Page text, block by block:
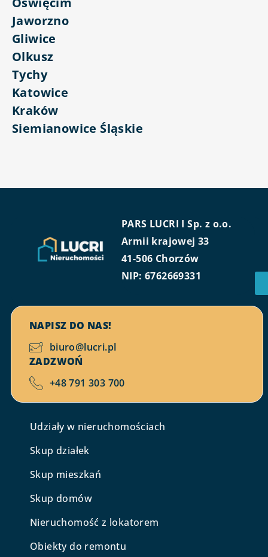
Jaworzno
Gliwice
Olkusz
Tychy
Katowice
Kraków
Siemianowice Śląskie
PARS LUCRI I Sp. z o.o.
Armii krajowej 33
41-506 Chorzów
NIP: 6762669331
NAPISZ DO NAS!
biuro@lucri.pl
ZADZWOŃ
+48 791 303 700
Udziały w nieruchomościach
Skup działek
Skup mieszkań
Skup domów
Nieruchomość z lokatorem
Obiekty do remontu